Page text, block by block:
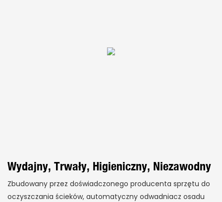
Wydajny, Trwały, Higieniczny, Niezawodny
Zbudowany przez doświadczonego producenta sprzętu do
oczyszczania ścieków, automatyczny odwadniacz osadu